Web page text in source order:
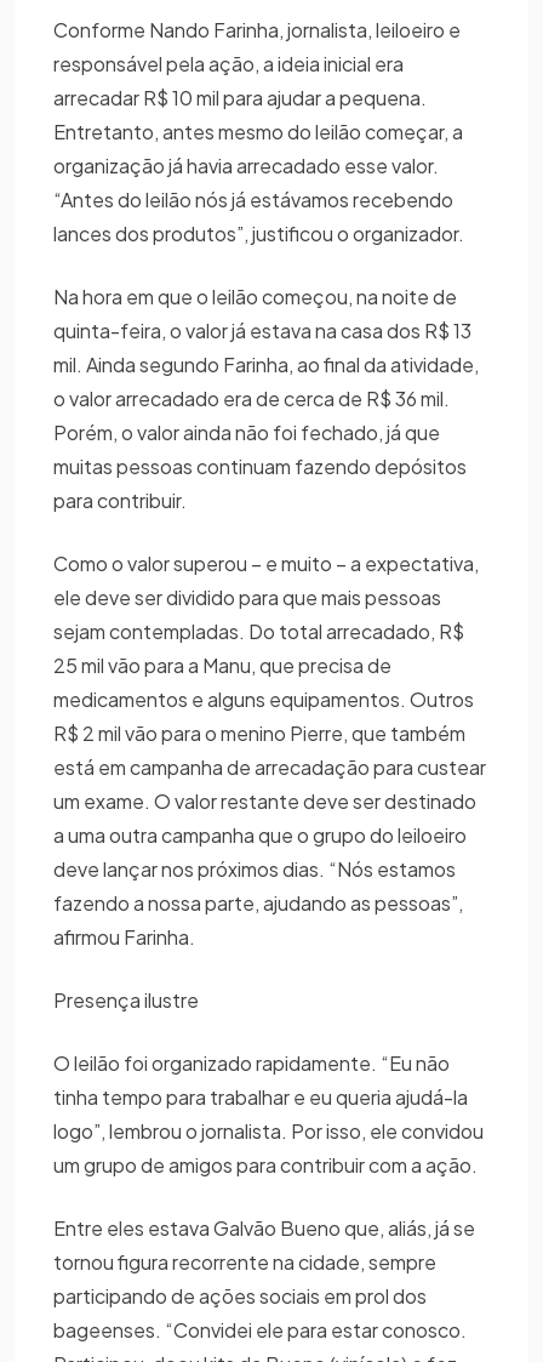
Conforme Nando Farinha, jornalista, leiloeiro e
responsável pela ação, a ideia inicial era
arrecadar R$ 10 mil para ajudar a pequena.
Entretanto, antes mesmo do leilão começar, a
organização já havia arrecadado esse valor.
“Antes do leilão nós já estávamos recebendo
lances dos produtos”, justificou o organizador.
Na hora em que o leilão começou, na noite de
quinta-feira, o valor já estava na casa dos R$ 13
mil. Ainda segundo Farinha, ao final da atividade,
o valor arrecadado era de cerca de R$ 36 mil.
Porém, o valor ainda não foi fechado, já que
muitas pessoas continuam fazendo depósitos
para contribuir.
Como o valor superou – e muito – a expectativa,
ele deve ser dividido para que mais pessoas
sejam contempladas. Do total arrecadado, R$
25 mil vão para a Manu, que precisa de
medicamentos e alguns equipamentos. Outros
R$ 2 mil vão para o menino Pierre, que também
está em campanha de arrecadação para custear
um exame. O valor restante deve ser destinado
a uma outra campanha que o grupo do leiloeiro
deve lançar nos próximos dias. “Nós estamos
fazendo a nossa parte, ajudando as pessoas”,
afirmou Farinha.
Presença ilustre
O leilão foi organizado rapidamente. “Eu não
tinha tempo para trabalhar e eu queria ajudá-la
logo”, lembrou o jornalista. Por isso, ele convidou
um grupo de amigos para contribuir com a ação.
Entre eles estava Galvão Bueno que, aliás, já se
tornou figura recorrente na cidade, sempre
participando de ações sociais em prol dos
bageenses. “Convidei ele para estar conosco.